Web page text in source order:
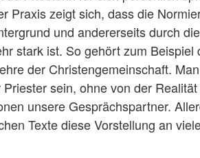
Praxis zeigt sich, dass die
und andererseits durch
stark ist. So gehört zum Beispiel
der Christengemeinschaft.
sein, ohne von der
unsere Gesprächspartner.
Texte diese Vorstellung an